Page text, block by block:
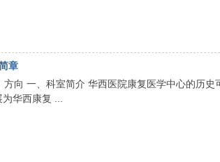
章
向 一、科室简介 华西医院康复医学中心的历史
华西康复 ...